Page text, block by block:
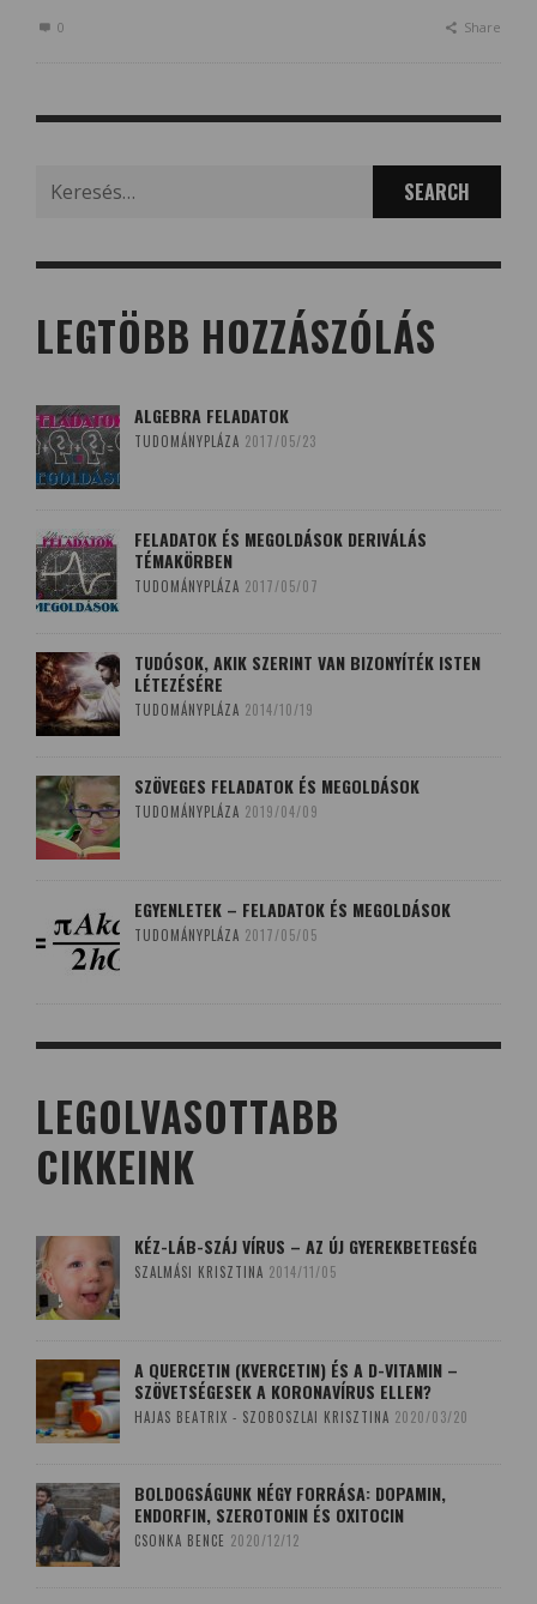
0 Share
for:
LEGTÖBB HOZZÁSZÓLÁS
ALGEBRA FELADATOK
TUDOMÁNYPLÁZA 2017/05/23
FELADATOK ÉS MEGOLDÁSOK DERIVÁLÁS
TÉMAKÖRBEN
TUDOMÁNYPLÁZA 2017/05/07
TUDÓSOK, AKIK SZERINT VAN BIZONYÍTÉK ISTEN
LÉTEZÉSÉRE
TUDOMÁNYPLÁZA 2014/10/19
SZÖVEGES FELADATOK ÉS MEGOLDÁSOK
TUDOMÁNYPLÁZA 2019/04/09
EGYENLETEK – FELADATOK ÉS MEGOLDÁSOK
TUDOMÁNYPLÁZA 2017/05/05
LEGOLVASOTTABB
CIKKEINK
KÉZ-LÁB-SZÁJ VÍRUS – AZ ÚJ GYEREKBETEGSÉG
SZALMÁSI KRISZTINA 2014/11/05
A QUERCETIN (KVERCETIN) ÉS A D-VITAMIN –
SZÖVETSÉGESEK A KORONAVÍRUS ELLEN?
HAJAS BEATRIX - SZOBOSZLAI KRISZTINA 2020/03/20
BOLDOGSÁGUNK NÉGY FORRÁSA: DOPAMIN,
ENDORFIN, SZEROTONIN ÉS OXITOCIN
CSONKA BENCE 2020/12/12